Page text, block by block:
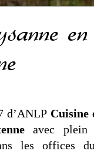
d’ANLP Cuisine
avec plein
les offices